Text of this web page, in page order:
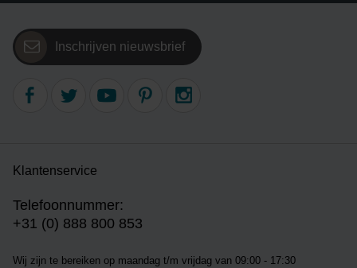
Inschrijven nieuwsbrief
Klantenservice
Telefoonnummer:
+31 (0) 888 800 853
Wij zijn te bereiken op maandag t/m vrijdag van 09:00 - 17:30